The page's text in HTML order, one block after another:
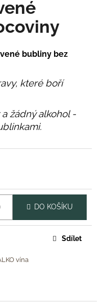
bubliny bez
které boří
žádný alkohol -
DO KOŠÍKU
vína
Sdílet